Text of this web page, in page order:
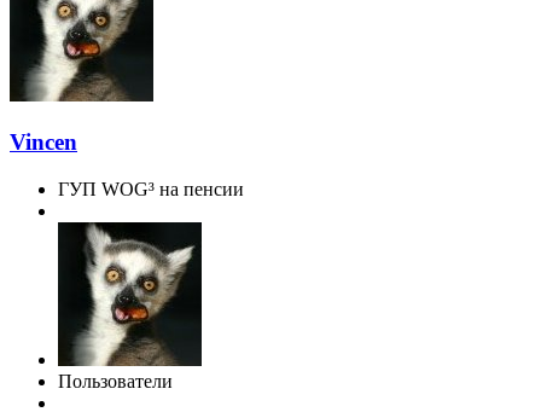
Vincen
ГУП WOG³ на пенсии
Пользователи